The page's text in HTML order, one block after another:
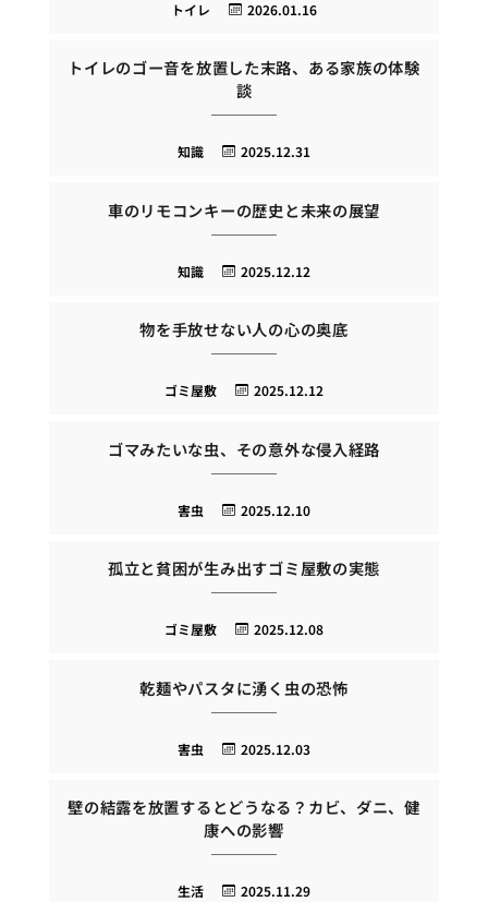
2026.01.16
トイレ
トイレのゴー音を放置した末路、ある家族の体験
談
2025.12.31
知識
車のリモコンキーの歴史と未来の展望
2025.12.12
知識
物を手放せない人の心の奥底
2025.12.12
ゴミ屋敷
ゴマみたいな虫、その意外な侵入経路
2025.12.10
害虫
孤立と貧困が生み出すゴミ屋敷の実態
2025.12.08
ゴミ屋敷
乾麺やパスタに湧く虫の恐怖
2025.12.03
害虫
壁の結露を放置するとどうなる？カビ、ダニ、健
康への影響
2025.11.29
生活